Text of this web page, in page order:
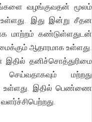
வழங்குவதன் மூலம்
இது இன்று சீதன
மாற்றம் கண்டுள்ளதுடன்
ஆதாரமாக உள்ளது.
தனிச்சொத்துரிமை
மற்றது
உள்ளது. இதில் பெண்ணை